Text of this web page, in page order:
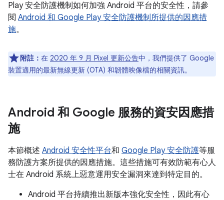
Play 安全防護機制如何加強 Android 平台的安全性，請參
閱 Android 和 Google Play 安全防護機制所提供的因應措
施。
附註： 在 2020 年 9 月 Pixel 更新公告中，我們提供了 Google
裝置適用的最新無線更新 (OTA) 和韌體映像檔的相關資訊。
Android 和 Google 服務的資安因應措
施
本節概述 Android 安全性平台和 Google Play 安全防護等服
務防護方案所提供的因應措施。這些措施可有效防範有心人
士在 Android 系統上惡意運用安全漏洞來達到特定目的。
Android 平台持續推出新版本強化安全性，因此有心